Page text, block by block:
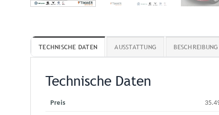
TECHNISCHE DATEN AUSSTATTUNG BESCHREIBUNG
Technische Daten
Preis